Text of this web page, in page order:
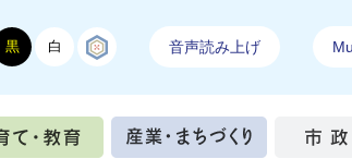
黒 白 音声読み上げ
療・福祉 子育て・教育 産業・